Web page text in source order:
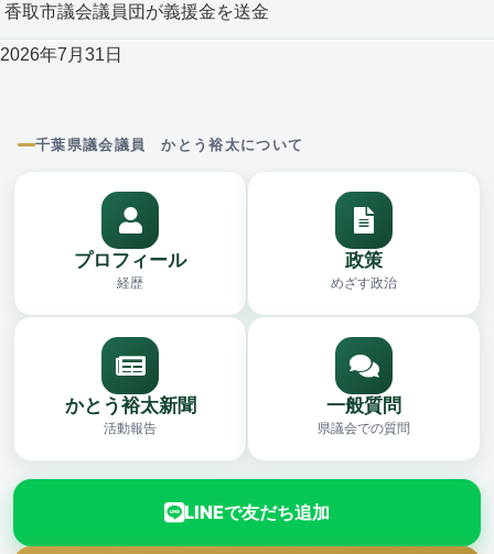
香取市議会議員団が義援金を送金
2026年7月31日
千葉県議会議員 かとう裕太について
プロフィール
経歴
政策
めざす政治
かとう裕太新聞
活動報告
一般質問
県議会での質問
LINEで友だち追加